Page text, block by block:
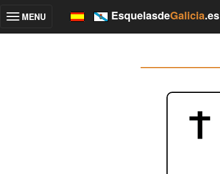
Toggle
MENU EsquelasdeGalicia.es